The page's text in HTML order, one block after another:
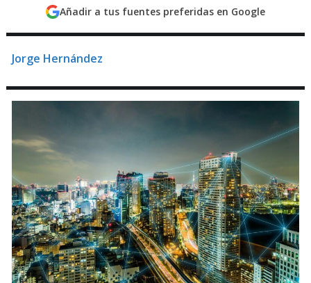
Añadir a tus fuentes preferidas en Google
Jorge Hernández